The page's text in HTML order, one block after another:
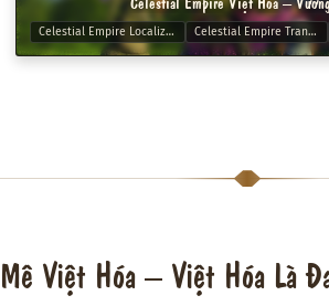
Celestial Empire Localization Celestial Empire Translate
Mê Việt Hóa – Việt Hóa Là